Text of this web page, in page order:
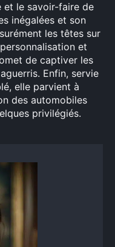
et le savoir-faire de
inégalées et son
les têtes sur
et
de captiver les
Enfin, servie
elle parvient à
des automobiles
privilégiés.